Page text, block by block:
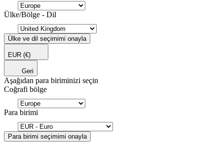
Ülke/Bölge - Dil
Ülke ve dil seçimimi onayla
EUR (€)
Geri
Aşağıdan para biriminizi seçin
Coğrafi bölge
Para birimi
Para birimi seçimimi onayla